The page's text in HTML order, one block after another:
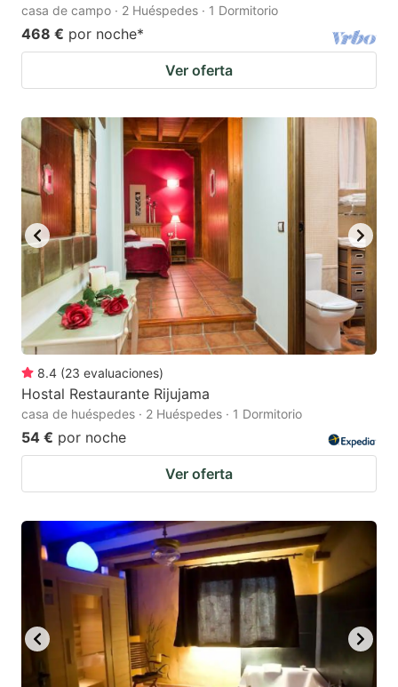
casa de campo · 2 Huéspedes · 1 Dormitorio
468 € por noche*
Ver oferta
8.4 (23 evaluaciones)
Hostal Restaurante Rijujama
casa de huéspedes · 2 Huéspedes · 1 Dormitorio
54 € por noche
Ver oferta